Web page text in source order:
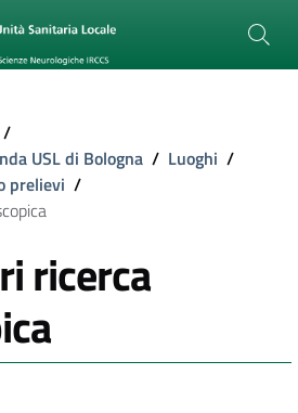
/
USL di Bologna / Luoghi /
prelievi /
ricerca